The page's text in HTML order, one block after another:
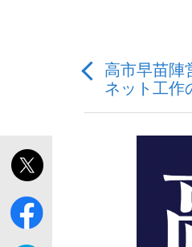
「敗因分
高市早苗陣
ネット工作